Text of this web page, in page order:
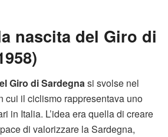
nascita del Giro di
Giro di Sardegnasi svolse nel
cui il ciclismo rappresentava uno
in Italia. L’idea era quella di creare
di valorizzare la Sardegna,